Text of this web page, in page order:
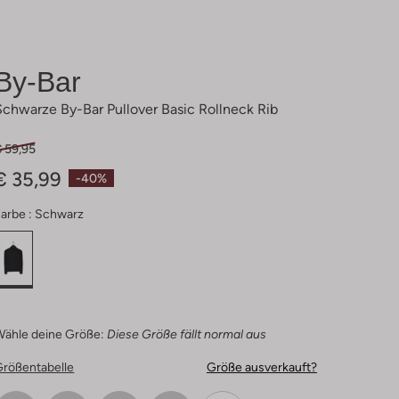
Bar
By-Bar Pullover Basic Rollneck Rib
-40%
59,95
35,99
: Schwarz
deine Größe: Diese Größe fällt normal aus
Größe ausverkauft?